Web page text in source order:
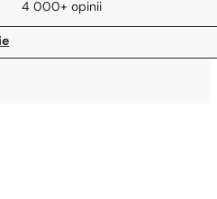
4 000+ opinii